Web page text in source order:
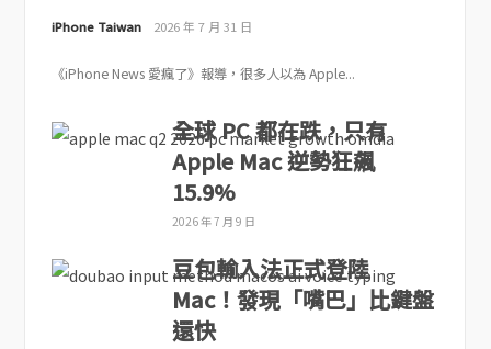
iPhone Taiwan 2026 年 7 月 31 日
《iPhone News 愛瘋了》報導，很多人以為 Apple...
全球 PC 都在跌，只有
Apple Mac 逆勢狂飆
15.9%
2026 年 7 月 9 日
豆包輸入法正式登陸
Mac！發現「嘴巴」比鍵盤
還快